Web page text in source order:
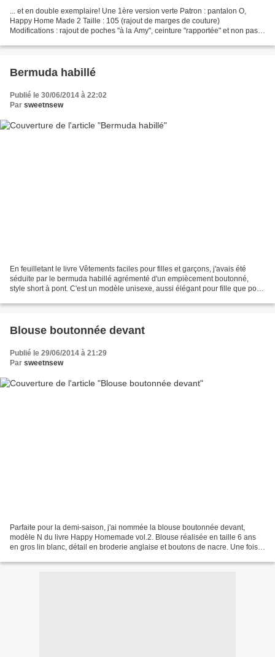
... et en double exemplaire! Une 1ère version verte Patron : pantalon O,
Happy Home Made 2 Taille : 105 (rajout de marges de couture)
Modifications : rajout de poches "à la Amy", ceinture "rapportée" et non pas
Bermuda habillé
Publié le 30/06/2014 à 22:02
Par sweetnsew
En feuilletant le livre Vêtements faciles pour filles et garçons, j'avais été
séduite par le bermuda habillé agrémenté d'un empiècement boutonné,
style short à pont. C'est un modèle unisexe, aussi élégant pour fille que pour
Blouse boutonnée devant
Publié le 29/06/2014 à 21:29
Par sweetnsew
Parfaite pour la demi-saison, j'ai nommée la blouse boutonnée devant,
modèle N du livre Happy Homemade vol.2. Blouse réalisée en taille 6 ans
en gros lin blanc, détail en broderie anglaise et boutons de nacre. Une fois